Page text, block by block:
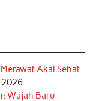
Akal Sehat
Wajah Baru